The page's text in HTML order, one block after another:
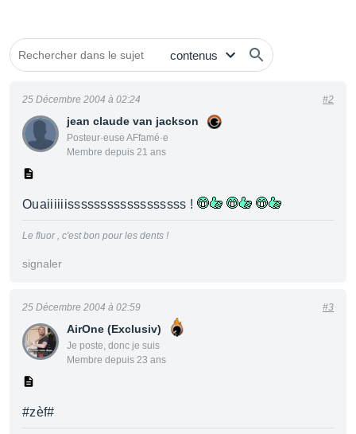
jean claude van jackson
Posteur·euse AFfamé·e
Membre depuis 21 ans
25 Décembre 2004 à 02:24 #2
Ouaiiiiiissssssssssssssssss !
Le fluor , c'est bon pour les dents !
signaler
AirOne (Exclusiv)
Je poste, donc je suis
Membre depuis 23 ans
25 Décembre 2004 à 02:59 #3
#zèf#